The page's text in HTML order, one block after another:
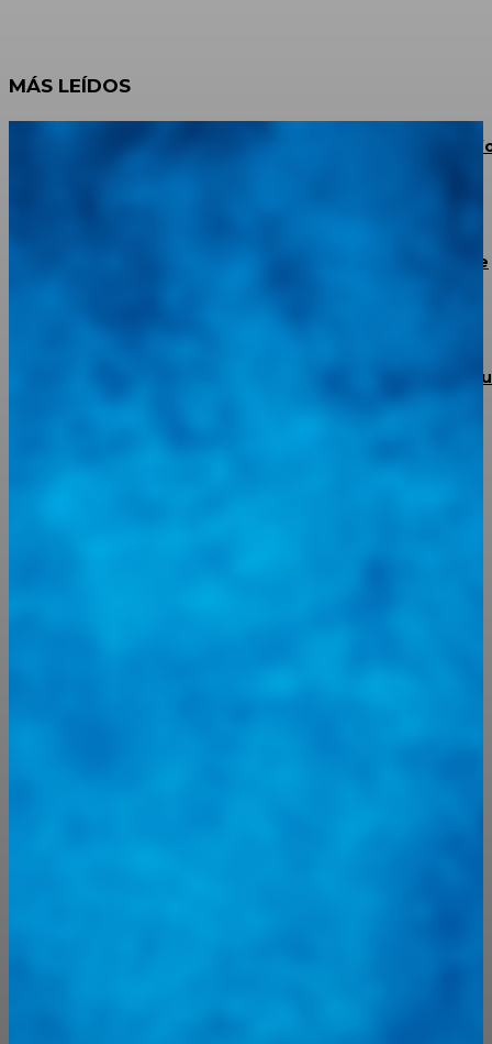
MÁS LEÍDOS
JAC Escalante Aterriza en La Grita: Potencia 4×4,
BMW confirma un plan de recorte de 8.000 puestos de
Torke Autoparts abre sus puertas en Portuguesa con